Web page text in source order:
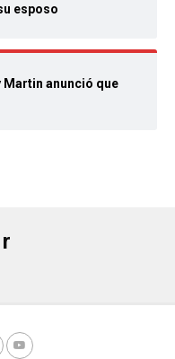
esposo
Martin anunció que